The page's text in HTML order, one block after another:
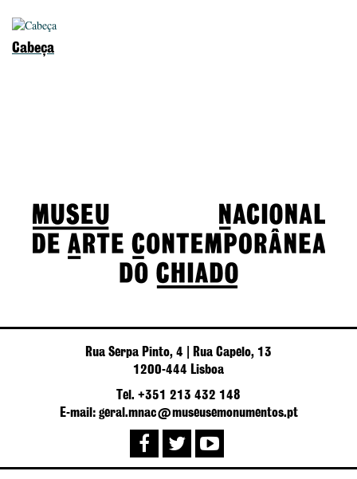
Cabeça
Rua Serpa Pinto, 4 | Rua Capelo, 13
1200-444 Lisboa
Tel. +351 213 432 148
E-mail: geral.mnac@museusemonumentos.pt